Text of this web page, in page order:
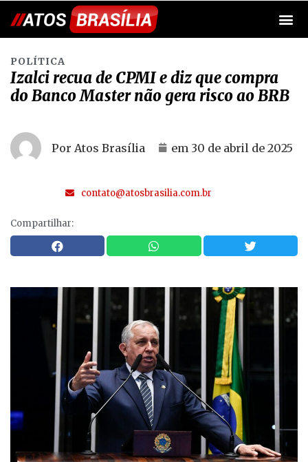
POLÍTICA
Izalci recua de CPMI e diz que compra
do Banco Master não gera risco ao BRB
Por Atos Brasília em 30 de abril de 2025
contato@atosbrasilia.com.br
Compartilhar: